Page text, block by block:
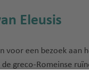
Eleusis
voor een bezoek aan
greco-Romeinse
begin van de